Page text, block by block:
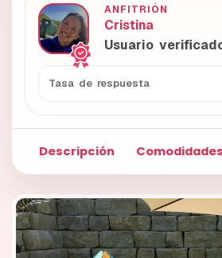
ANFITRIÓN
Cristina
Usuario
Tasa de respuesta
Descripción Comodidades